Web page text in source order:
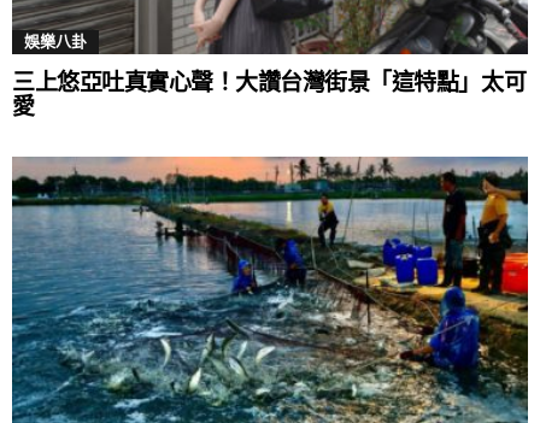
娛樂八卦
三上悠亞吐真實心聲！大讚台灣街景「這特點」太可
愛